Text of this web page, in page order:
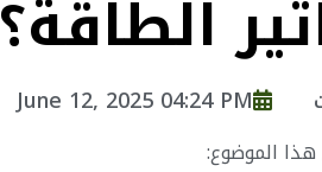
الطاقة؟
June 12, 2025 04:24 PM
الموضوع: